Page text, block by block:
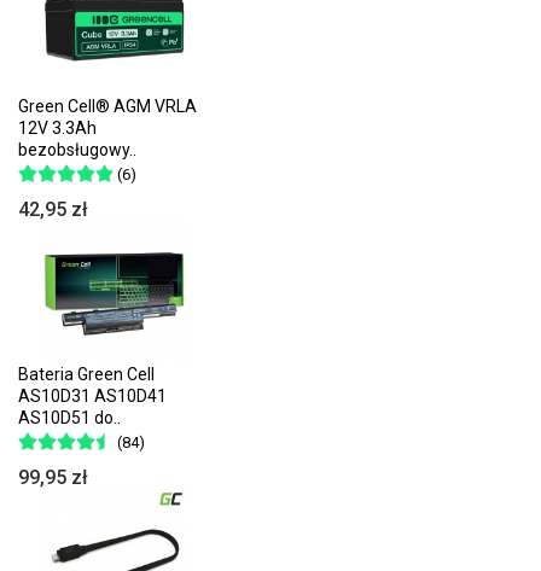
Green Cell® AGM VRLA
12V 3.3Ah
bezobsługowy..
(6)
42,95 zł
Bateria Green Cell
AS10D31 AS10D41
AS10D51 do..
(84)
99,95 zł